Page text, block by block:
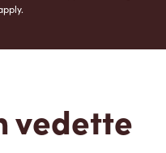
vedette